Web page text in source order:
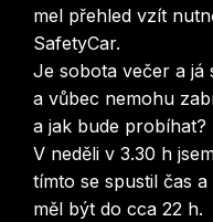
mel přehled vzít
SafetyCar.
Je sobota večer a já
a vůbec nemohu
a jak bude probíhat?
V neděli v 3.30 h
tímto se spustil čas
měl být do cca 22 h.